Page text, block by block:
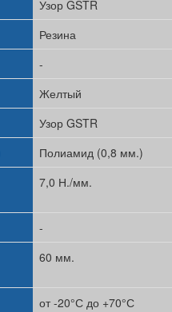
Узор GSTR
Резина
-
Желтый
Узор GSTR
Полиамид (0,8 мм.)
7,0 Н./мм.
-
60 мм.
от -20°С до +70°С